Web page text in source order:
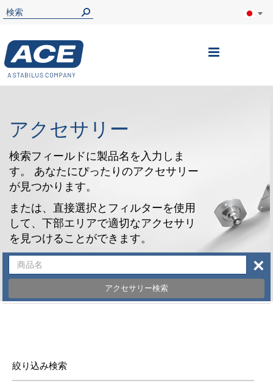
ナ
アクセサリー
検索フィールドに製品名を入力しま
す。 あなたにぴったりのアクセサリー
が見つかります。
または、直接選択とフィルターを使用
して、下部エリアで適切なアクセサリ
を見つけることができます。
アクセサリー検索
×
絞り込み検索